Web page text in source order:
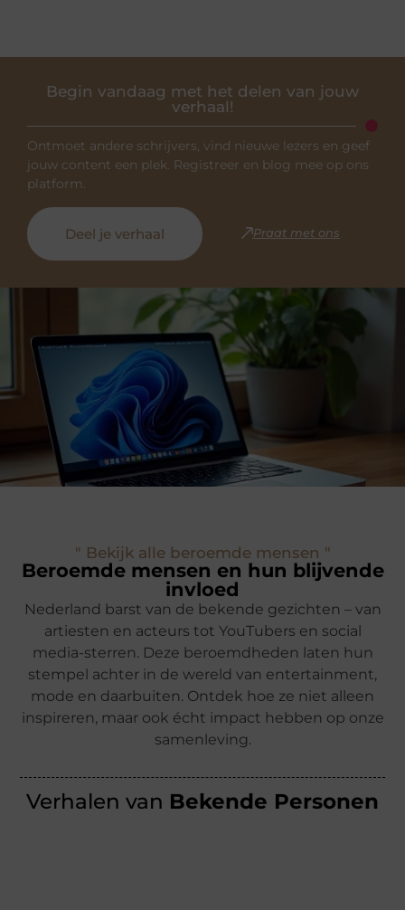
Begin vandaag met het delen van jouw
verhaal!
Ontmoet andere schrijvers, vind nieuwe lezers en geef
jouw content een plek. Registreer en blog mee op ons
platform.
Deel je verhaal Praat met ons
" Bekijk alle beroemde mensen "
Beroemde mensen en hun blijvende
invloed
Nederland barst van de bekende gezichten – van
artiesten en acteurs tot YouTubers en social
media-sterren. Deze beroemdheden laten hun
stempel achter in de wereld van entertainment,
mode en daarbuiten. Ontdek hoe ze niet alleen
inspireren, maar ook écht impact hebben op onze
samenleving.
Verhalen van Bekende Personen